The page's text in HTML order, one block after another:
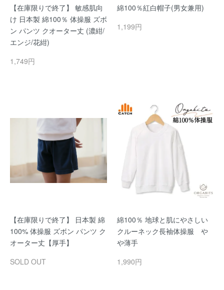
【在庫限りで終了】 敏感肌向
け 日本製 綿100％ 体操服 ズボ
ン パンツ クオーター丈 (濃紺/
エンジ/花紺)
1,749円
綿100％紅白帽子(男女兼用)
1,199円
【在庫限りで終了】 日本製 綿
100% 体操服 ズボン パンツ ク
オーター丈【厚手】
SOLD OUT
綿100％ 地球と肌にやさしい
クルーネック長袖体操服 や
や薄手
1,990円